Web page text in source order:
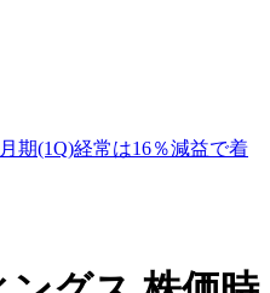
期(1Q)経常は16％減益で着